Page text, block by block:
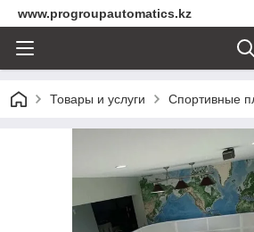
www.progroupautomatics.kz
Товары и услуги Спортивные